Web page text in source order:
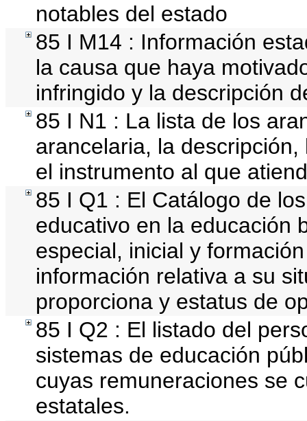
notables del estado
85 I M14 : Información
la causa que haya
infringido y la descripción
85 I N1 : La lista de los
arancelaria, la
el instrumento al que
85 I Q1 : El Catálogo de
educativo en la educación
especial, inicial y
información relativa a su
proporciona y estatus de
85 I Q2 : El listado del
sistemas de educación
cuyas remuneraciones se
estatales.